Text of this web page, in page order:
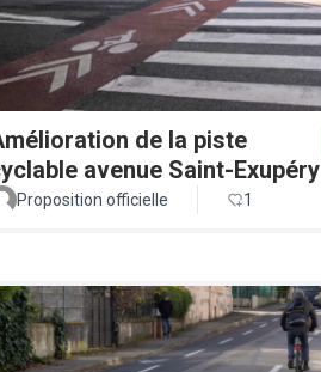
de la piste
avenue Saint-Exupéry
Proposition officielle 1